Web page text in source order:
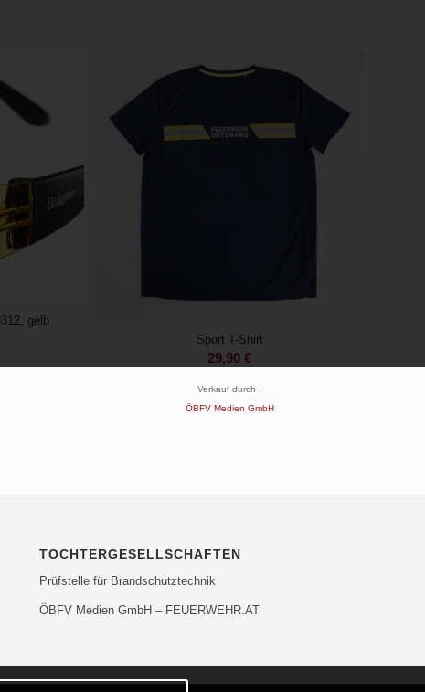
gelb
Sport T-Shirt
29,90€
Verkauf durch :
ÖBFV Medien GmbH
TOCHTERGESELLSCHAFTEN
Prüfstelle für Brandschutztechnik
ÖBFV Medien GmbH – FEUERWEHR.AT